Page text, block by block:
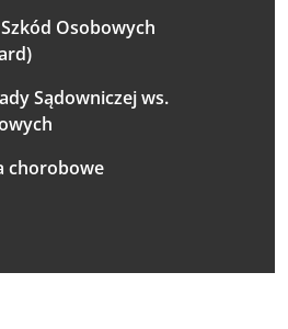
Osobowych
Sądowniczej ws.
chorobowe